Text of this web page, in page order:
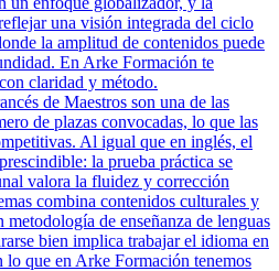
una visión integrada del ciclo
la amplitud de contenidos puede
En Arke Formación te
claridad y método.
de Maestros son una de las
de plazas convocadas, lo que las
Al igual que en inglés, el
la prueba práctica se
valora la fluidez y corrección
combina contenidos culturales y
de enseñanza de lenguas
bien implica trabajar el idioma en
lo que en Arke Formación tenemos